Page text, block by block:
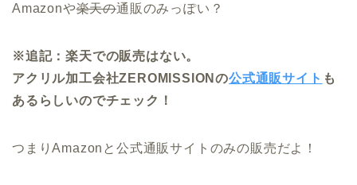
Amazonや楽天の通販のみっぽい？
※追記：楽天での販売はない。
アクリル加工会社ZEROMISSIONの公式通販サイト も
あるらしいのでチェック！
つまりAmazonと公式通販サイトのみの販売だよ！